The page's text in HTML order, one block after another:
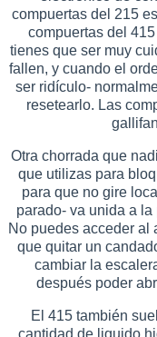
compuertas del 215
compuertas del
tienes que ser muy
fallen, y cuando el
ser ridículo-
resetearlo. Las
Otra chorrada que
que utilizas para
para que no gire
parado- va unida a
No puedes acceder al
que quitar un
cambiar la
después poder
El 415 también